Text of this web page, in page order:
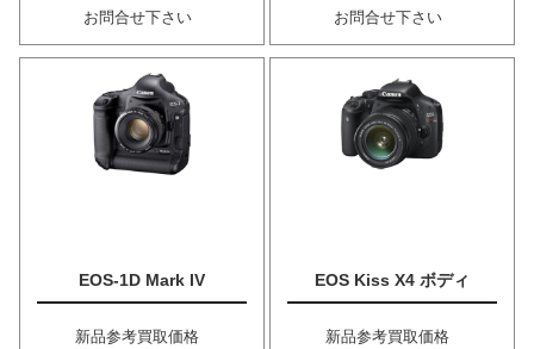
お問合せ下さい
お問合せ下さい
EOS-1D Mark IV
新品参考買取価格
EOS Kiss X4 ボディ
新品参考買取価格